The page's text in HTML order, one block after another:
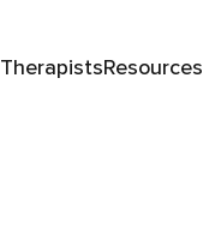
TherapistsResources